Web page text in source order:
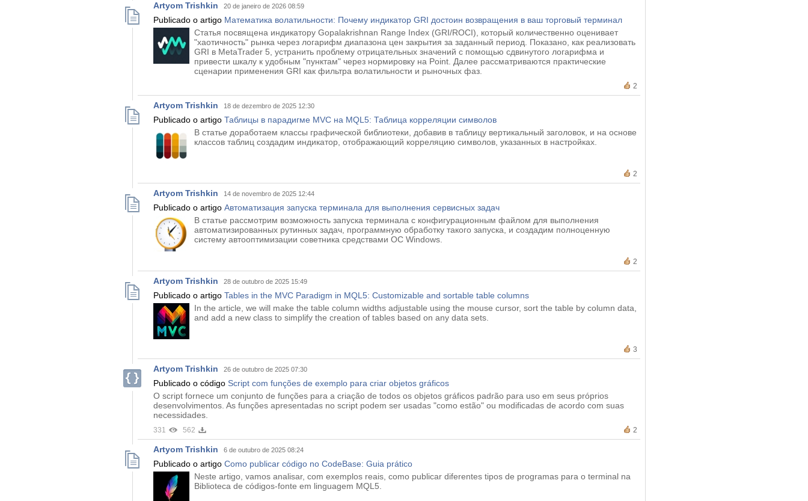
Artyom Trishkin 20 de janeiro de 2026 08:59
Publicado o artigo Математика волатильности: Почему индикатор GRI достоин возвращения в ваш торговый терминал
Статья посвящена индикатору Gopalakrishnan Range Index (GRI/ROCI), который количественно оценивает
"хаотичность" рынка через логарифм диапазона цен закрытия за заданный период. Показано, как реализовать
GRI в MetaTrader 5, устранить проблему отрицательных значений с помощью сдвинутого логарифма и
привести шкалу к удобным "пунктам" через нормировку на Point. Далее рассматриваются практические
сценарии применения GRI как фильтра волатильности и рыночных фаз.
2
Artyom Trishkin 18 de dezembro de 2025 12:30
Publicado o artigo Таблицы в парадигме MVC на MQL5: Таблица корреляции символов
В статье доработаем классы графической библиотеки, добавив в таблицу вертикальный заголовок, и на основе
классов таблиц создадим индикатор, отображающий корреляцию символов, указанных в настройках.
2
Artyom Trishkin 14 de novembro de 2025 12:44
Publicado o artigo Автоматизация запуска терминала для выполнения сервисных задач
В статье рассмотрим возможность запуска терминала с конфигурационным файлом для выполнения
автоматизированных рутинных задач, программную обработку такого запуска, и создадим полноценную
систему автооптимизации советника средствами ОС Windows.
2
Artyom Trishkin 28 de outubro de 2025 15:49
Publicado o artigo Tables in the MVC Paradigm in MQL5: Customizable and sortable table columns
In the article, we will make the table column widths adjustable using the mouse cursor, sort the table by column data,
and add a new class to simplify the creation of tables based on any data sets.
3
Artyom Trishkin 26 de outubro de 2025 07:30
Publicado o código Script com funções de exemplo para criar objetos gráficos
O script fornece um conjunto de funções para a criação de todos os objetos gráficos padrão para uso em seus próprios
desenvolvimentos. As funções apresentadas no script podem ser usadas "como estão" ou modificadas de acordo com suas
necessidades.
2
331 562
Artyom Trishkin 6 de outubro de 2025 08:24
Publicado o artigo Como publicar código no CodeBase: Guia prático
Neste artigo, vamos analisar, com exemplos reais, como publicar diferentes tipos de programas para o terminal na
Biblioteca de códigos-fonte em linguagem MQL5.